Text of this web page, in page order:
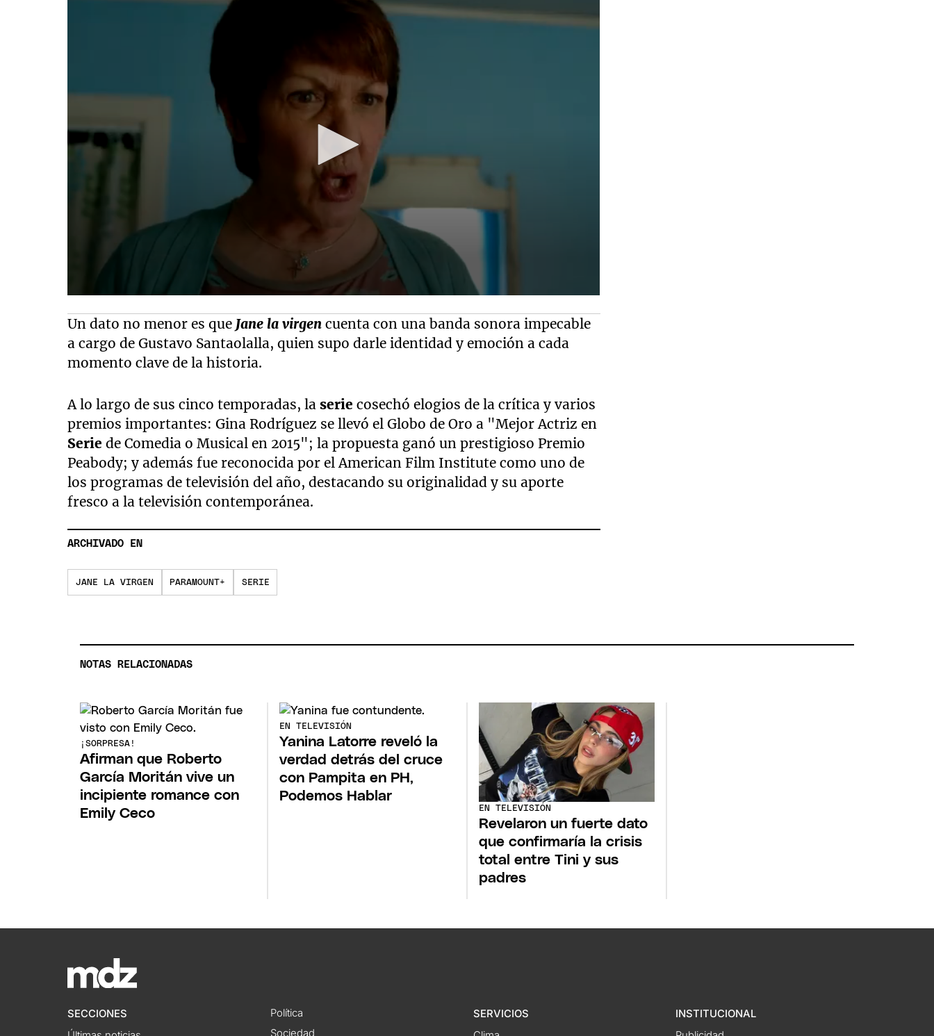
Un dato no menor es que Jane la virgen cuenta con una banda sonora impecable
a cargo de Gustavo Santaolalla, quien supo darle identidad y emoción a cada
momento clave de la historia.
A lo largo de sus cinco temporadas, laserie cosechó elogios de la crítica y varios
premios importantes: Gina Rodríguez se llevó el Globo de Oro a "Mejor Actriz en
Serie de Comedia o Musical en 2015"; la propuesta ganó un prestigioso Premio
Peabody; y además fue reconocida por el American Film Institute como uno de
los programas de televisión del año, destacando su originalidad y su aporte
fresco a la televisión contemporánea.
ARCHIVADO EN
JANE LA VIRGEN PARAMOUNT+ SERIE
NOTAS RELACIONADAS
¡SORPRESA!
Afirman que Roberto
García Moritán vive un
incipiente romance con
Emily Ceco
EN TELEVISIÓN
Yanina Latorre reveló la
verdad detrás del cruce
con Pampita en PH,
Podemos Hablar
EN TELEVISIÓN
Revelaron un fuerte dato
que confirmaría la crisis
total entre Tini y sus
padres
SECCIONES
Política
Sociedad
SERVICIOS
INSTITUCIONAL